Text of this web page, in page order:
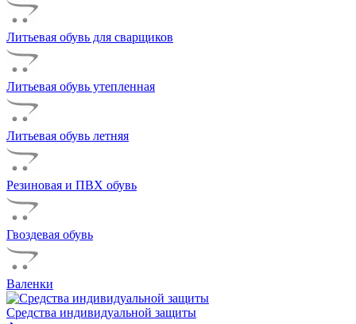
Литьевая обувь для сварщиков
Литьевая обувь утепленная
Литьевая обувь летняя
Резиновая и ПВХ обувь
Гвоздевая обувь
Валенки
Средства индивидуальной защиты